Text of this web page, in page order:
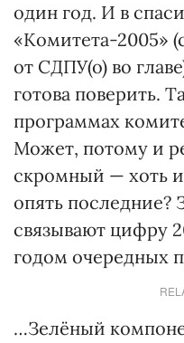
один год. И в
«Комитета-2005»
от СДПУ(о) во
готова поверить.
программах
Может, потому и
скромный — хоть
опять последние?
связывают цифру
годом очередных
…Зелёный